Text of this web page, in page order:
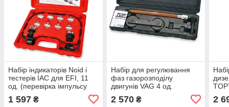
Набір індикаторів Noid і
тестерів IAC для EFI, 11
од. (перевірка імпульсу
форсунок і сигналу РХХ)
TOPTUL
1 597 ₴
Набір для регулювання
фаз газорозподілу
двигунів VAG 4 од.
2 570₴ 2